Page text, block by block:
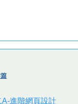
進階網頁設計